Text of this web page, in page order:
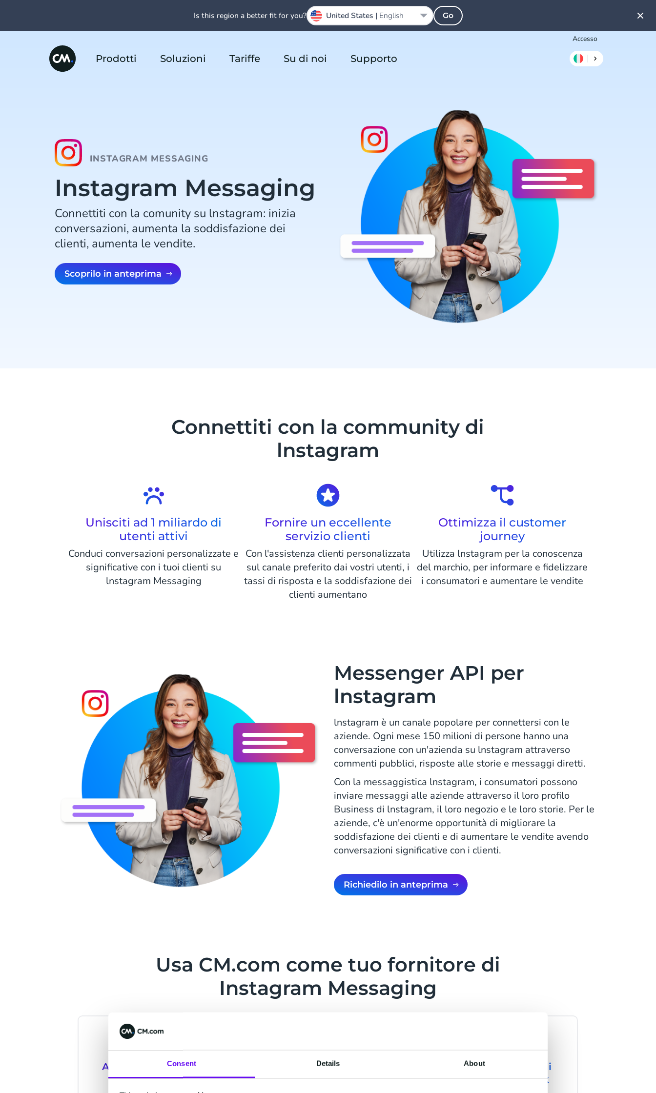
Consent Details About
Accesso
Prodotti Soluzioni Tariffe Su di noi Supporto
INSTAGRAM MESSAGING
Instagram Messaging
Connettiti con la comunity su lnstagram: inizia
conversazioni, aumenta la soddisfazione dei
clienti, aumenta le vendite.
Scoprilo in anteprima
Connettiti con la community di
lnstagram
Unisciti ad 1 miliardo di
utenti attivi
Conduci conversazioni personalizzate e
significative con i tuoi clienti su
lnstagram Messaging
Fornire un eccellente
servizio clienti
Con l'assistenza clienti personalizzata
sul canale preferito dai vostri utenti, i
tassi di risposta e la soddisfazione dei
clienti aumentano
Ottimizza il customer
journey
Utilizza lnstagram per la conoscenza
del marchio, per informare e fidelizzare
i consumatori e aumentare le vendite
Messenger API per
lnstagram
lnstagram è un canale popolare per connettersi con le
aziende. Ogni mese 150 milioni di persone hanno una
conversazione con un'azienda su lnstagram attraverso
commenti pubblici, risposte alle storie e messaggi diretti.
Con la messaggistica lnstagram, i consumatori possono
inviare messaggi alle aziende attraverso il loro profilo
Business di lnstagram, il loro negozio e le loro storie. Per le
aziende, c'è un'enorme opportunità di migliorare la
soddisfazione dei clienti e di aumentare le vendite avendo
conversazioni significative con i clienti.
Richiedilo in anteprima
Usa CM.com come tuo fornitore di
Instagram Messaging
Accesso ai
canali
Unica API
integrate
Canale di
Fallback
Is this region a better fit for you? United States | English Go